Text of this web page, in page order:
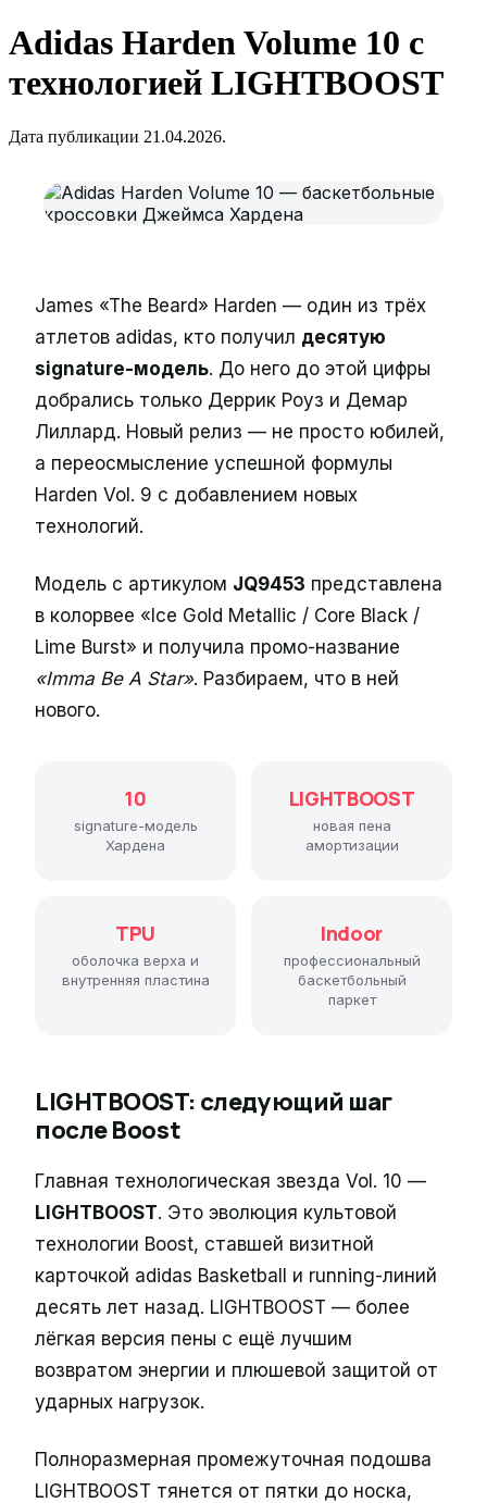
Adidas Harden Volume 10 с
технологией LIGHTBOOST
Дата публикации 21.04.2026.
James «The Beard» Harden — один из трёх
атлетов adidas, кто получил десятую
signature-модель. До него до этой цифры
добрались только Деррик Роуз и Демар
Лиллард. Новый релиз — не просто юбилей,
а переосмысление успешной формулы
Harden Vol. 9 с добавлением новых
технологий.
Модель с артикулом JQ9453 представлена
в колорвее «Ice Gold Metallic / Core Black /
Lime Burst» и получила промо-название
«Imma Be A Star». Разбираем, что в ней
нового.
10
signature-модель
Хардена
LIGHTBOOST
новая пена
амортизации
TPU
оболочка верха и
внутренняя пластина
Indoor
профессиональный
баскетбольный
паркет
LIGHTBOOST: следующий шаг
после Boost
Главная технологическая звезда Vol. 10 —
LIGHTBOOST. Это эволюция культовой
технологии Boost, ставшей визитной
карточкой adidas Basketball и running-линий
десять лет назад. LIGHTBOOST — более
лёгкая версия пены с ещё лучшим
возвратом энергии и плюшевой защитой от
ударных нагрузок.
Полноразмерная промежуточная подошва
LIGHTBOOST тянется от пятки до носка,